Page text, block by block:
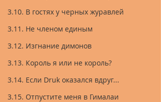
3.10. В гостях у черных журавлей
3.11. Не членом единым
3.12. Изгнание димонов
3.13. Король я или не король?
3.14. Если Druk оказался вдруг...
3.15. Отпустите меня в Гималаи